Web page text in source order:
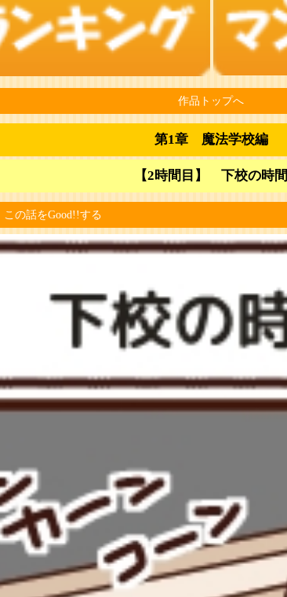
作品トップへ
第1章 魔法学校編
【2時間目】 下校の時間
この話をGood!!する